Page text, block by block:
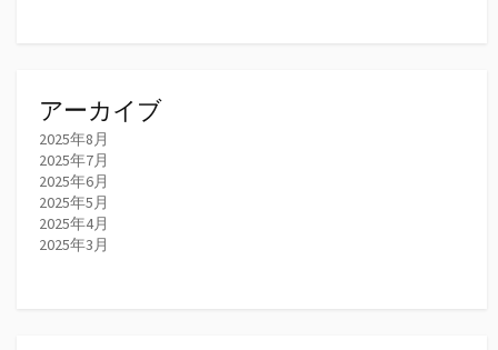
アーカイブ
2025年8月
2025年7月
2025年6月
2025年5月
2025年4月
2025年3月